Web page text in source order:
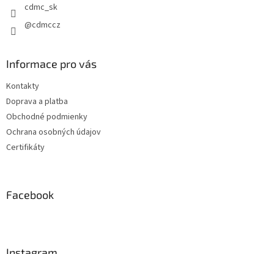
cdmc_sk
@cdmccz
Informace pro vás
Kontakty
Doprava a platba
Obchodné podmienky
Ochrana osobných údajov
Certifikáty
Facebook